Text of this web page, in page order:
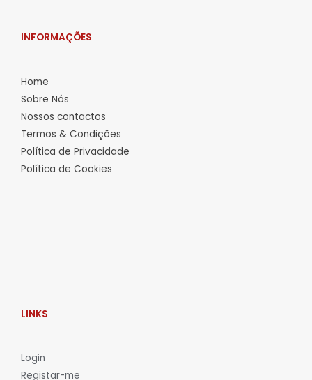
INFORMAÇÕES
Home
Sobre Nós
Nossos contactos
Termos & Condições
Política de Privacidade
Política de Cookies
LINKS
Login
Registar-me